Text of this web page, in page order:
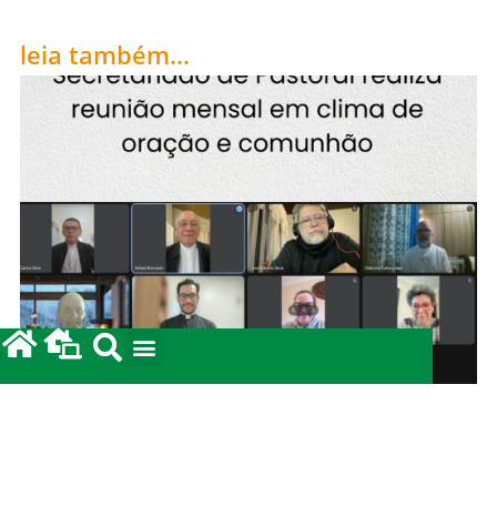
leia também...